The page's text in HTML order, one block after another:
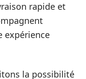
rapide et
expérience
la possibilité